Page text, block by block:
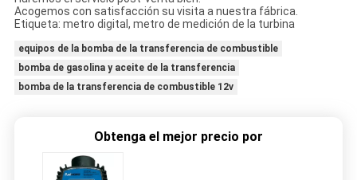
Acogemos con satisfacción su visita a nuestra fábrica.
Etiqueta: metro digital, metro de medición de la turbina
equipos de la bomba de la transferencia de combustible
bomba de gasolina y aceite de la transferencia
bomba de la transferencia de combustible 12v
Obtenga el mejor precio por